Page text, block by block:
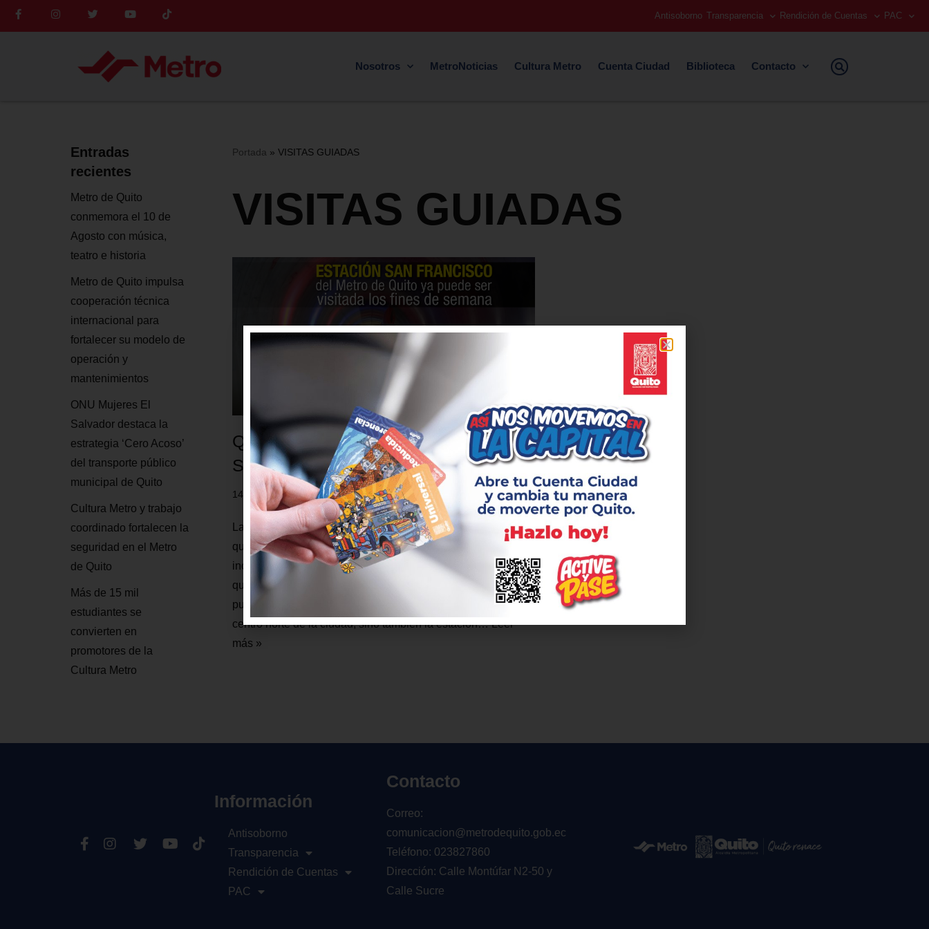
Antisoborno Transparencia Rendición de Cuentas PAC
Nosotros MetroNoticias Cultura Metro Cuenta Ciudad Biblioteca Contacto
Entradas
recientes
Metro de Quito
conmemora el 10 de
Agosto con música,
teatro e historia
Metro de Quito impulsa
cooperación técnica
internacional para
fortalecer su modelo de
operación y
mantenimientos
ONU Mujeres El
Salvador destaca la
estrategia ‘Cero Acoso’
del transporte público
municipal de Quito
Cultura Metro y trabajo
coordinado fortalecen la
seguridad en el Metro
de Quito
Más de 15 mil
estudiantes se
convierten en
promotores de la
Cultura Metro
Portada » VISITAS GUIADAS
VISITAS GUIADAS
Quiteños podrán visitar la estación
San Francisco
14 enero, 2019
La Empresa Pública Metropolitana Metro de Quito informa
que a partir de enero de 2019, la estación San Francisco se
incorpora al programa de visitas guiadas para la ciudadanía,
que lleva a cabo Metro de Quito. De este modo los quiteños
pueden visitar no solamente la estación La Alameda en el
centro norte de la ciudad, sino también la estación…Leer
más »
Información
Antisoborno
Transparencia
Rendición de Cuentas
PAC
Contacto
Correo:
comunicacion@metrodequito.gob.ec
Teléfono: 023827860
Dirección: Calle Montúfar N2-50 y
Calle Sucre